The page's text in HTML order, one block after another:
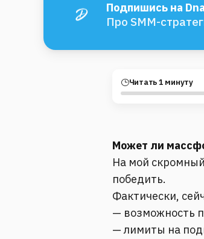
Подпишись на
Про SMM-
Читать 1 минуту
Может ли
На мой
победить.
Фактически,
— возможность
— лимиты на